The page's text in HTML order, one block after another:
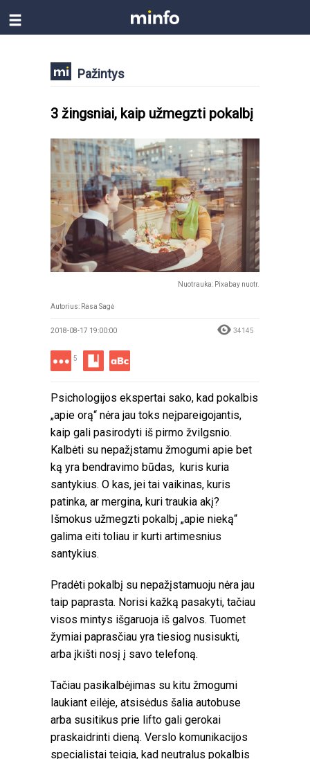
Pažintys
3 žingsniai, kaip užmegzti pokalbį
Nuotrauka: Pixabay nuotr.
Autorius: Rasa Sagė
2018-08-17 19:00:00 34145
5
Psichologijos ekspertai sako, kad pokalbis
„apie orą“ nėra jau toks neįpareigojantis,
kaip gali pasirodyti iš pirmo žvilgsnio.
Kalbėti su nepažįstamu žmogumi apie bet
ką yra bendravimo būdas, kuris kuria
santykius. O kas, jei tai vaikinas, kuris
patinka, ar mergina, kuri traukia akį?
Išmokus užmegzti pokalbį „apie nieką“
galima eiti toliau ir kurti artimesnius
santykius.
Pradėti pokalbį su nepažįstamuoju nėra jau
taip paprasta. Norisi kažką pasakyti, tačiau
visos mintys išgaruoja iš galvos. Tuomet
žymiai paprasčiau yra tiesiog nusisukti,
arba įkišti nosį į savo telefoną.
Tačiau pasikalbėjimas su kitu žmogumi
laukiant eilėje, atsisėdus šalia autobuse
arba susitikus prie lifto gali gerokai
praskaidrinti dieną. Verslo komunikacijos
specialistai teigia, kad neutralus pokalbis